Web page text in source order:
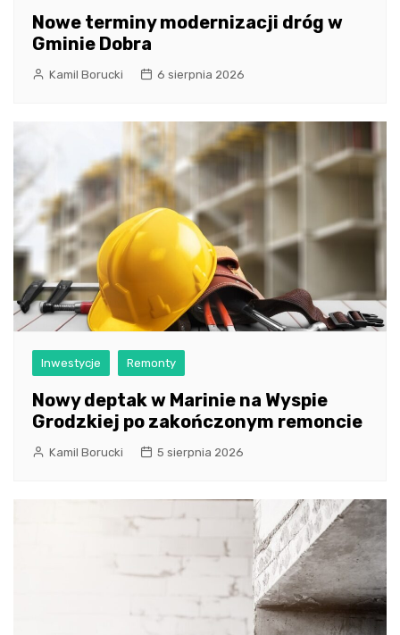
Nowe terminy modernizacji dróg w
Gminie Dobra
Kamil Borucki 6 sierpnia 2026
Inwestycje Remonty
Nowy deptak w Marinie na Wyspie
Grodzkiej po zakończonym remoncie
Kamil Borucki 5 sierpnia 2026